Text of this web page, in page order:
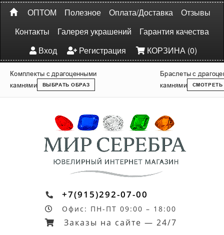
ОПТОМ Полезное Оплата/Доставка
Отзывы
Контакты
Галерея украшений
Гарантия качества
Вход
Регистрация КОРЗИНА (0)
Комплекты с драгоценными
камнями
ВЫБРАТЬ ОБРАЗ
Браслеты с
камнями
СМОТРЕТЬ
+7(915)292-07-00
Офис: ПН-ПТ 09:00 – 18:00
Заказы на сайте — 24/7